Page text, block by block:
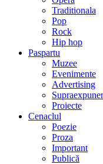
Traditionala
Pop
Rock
Hip hop
Paspartu
Muzee
Evenimente
Advertising
Proiecte
Cenaclul
Poezie
Proza
Important
Publică